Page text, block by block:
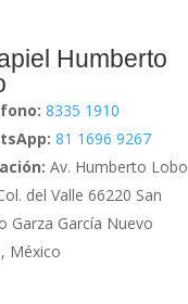
Humberto
8335 1910
81 1696 9267
Av. Humberto Lobo
del Valle 66220 San
Garza García Nuevo
México